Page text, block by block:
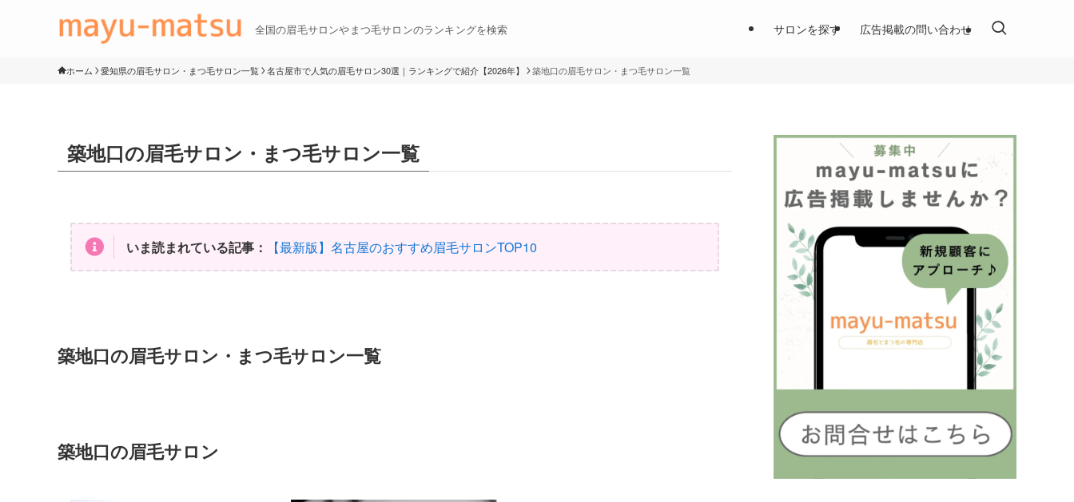
全国の眉毛サロンやまつ毛サロンのランキングを検索 サロンを探す 広告掲載の問い合わせ
ホーム 愛知県の眉毛サロン・まつ毛サロン一覧 名古屋市で人気の眉毛サロン30選｜ランキングで紹介【2026年】 築地口の眉毛サロン・まつ毛サロン一覧
築地口の眉毛サロン・まつ毛サロン一覧
いま読まれている記事： 【最新版】名古屋のおすすめ眉毛サロンTOP10
築地口の眉毛サロン・まつ毛サロン一覧
築地口の眉毛サロン